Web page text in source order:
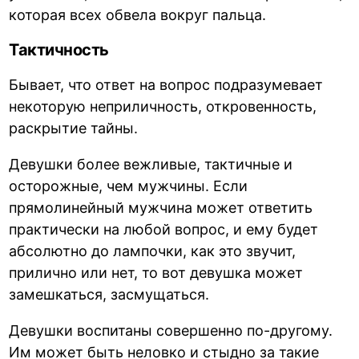
которая всех обвела вокруг пальца.
Тактичность
Бывает, что ответ на вопрос подразумевает
некоторую неприличность, откровенность,
раскрытие тайны.
Девушки более вежливые, тактичные и
осторожные, чем мужчины. Если
прямолинейный мужчина может ответить
практически на любой вопрос, и ему будет
абсолютно до лампочки, как это звучит,
прилично или нет, то вот девушка может
замешкаться, засмущаться.
Девушки воспитаны совершенно по-другому.
Им может быть неловко и стыдно за такие